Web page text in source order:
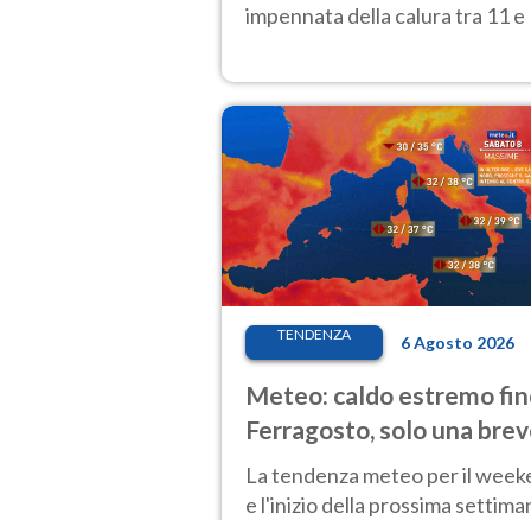
impennata della calura tra 11
TENDENZA 6 Agosto 2026
Meteo: caldo estremo
Ferragosto, solo una
pausa. Ecco dove
La tendenza meteo per il
e l'inizio della prossima